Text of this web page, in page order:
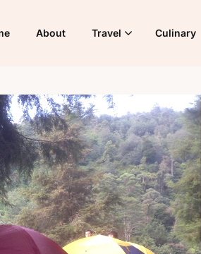
About Travel Culinary